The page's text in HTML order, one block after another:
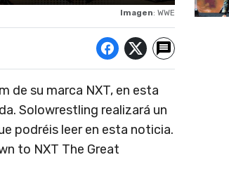
Imagen: WWE
de su marca NXT, en esta
Solowrestling realizará un
podréis leer en esta noticia.
to NXT The Great